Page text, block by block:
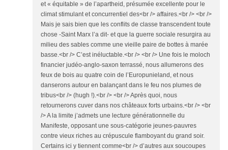
et « équitable » de l’apartheid, présumée excellente pour le
climat stimulant et concurrentiel des<br /> affaires.<br /> <br />
Mais je sais bien que les conflits de classe transcendent toute
chose -Saint Marx l’a dit- et que la guerre sociale resurgira au
milieu des sables comme une vieille paire de bottes à marée
basse.<br /> C’est inéluctable.<br /> <br /> Une fois le moloch
financier judéo-anglo-saxon terrassé, nous allumerons des
feux de bois au quatre coin de l’Europunieland, et nous
danserons autour en balançant dans le feu nos plumes de
tribus<br /> (hugh !).<br /> <br /> Après quoi, nous
retournerons cuver dans nos châteaux forts urbains.<br /> <br
/> A la limite j’admets une lecture générationnelle du
Manifeste, opposant une sous-catégorie jeunes-pauvres
contre vieux riches au crépuscule flamboyant du grand soir.
Certains ici y tiennent comme<br /> d’autres aux soucoupes